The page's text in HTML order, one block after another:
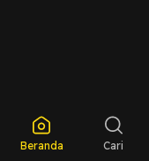
Beranda Cari